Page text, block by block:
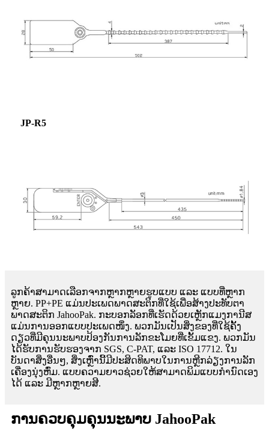
JP-R5
ລູກຄ້າສາມາດເລືອກຈາກຫຼາກຫຼາຍຮູບແບບ ແລະ ແບບທີ່ຫຼາກ
ຫຼາຍ. PP+PE ແມ່ນປະເພດພາດສະຕິກທີ່ໃຊ້ເພື່ອສ້າງປະທັບຕາ
ພາດສະຕິກ JahooPak. ກະບອກລັອກທີ່ເຮັດດ້ວຍເຫຼັກແມງການີສ
ແມ່ນການອອກແບບປະເພດໜຶ່ງ. ພວກມັນເປັນສິ່ງຂອງທີ່ໃຊ້ຄັ້ງ
ດຽວທີ່ມີຄຸນນະພາບປ້ອງກັນການລັກຂະໂມຍທີ່ເຂັ້ມແຂງ. ພວກມັນ
ໄດ້ຮັບການຮັບຮອງຈາກ SGS, C-PAT, ແລະ ISO 17712. ໃນ
ບັນດາສິ່ງອື່ນໆ, ສິ່ງເຫຼົ່ານີ້ມີປະສິດທິພາບໃນການຫຼີກລ່ຽງການລັກ
ເຄື່ອງນຸ່ງຫົ່ມ. ແບບຄວາມຍາວຊ່ວຍໃຫ້ສາມາດພິມແບບກຳນົດເອງ
ໄດ້ ແລະ ມີຫຼາກຫຼາຍສີ.
ການຄວບຄຸມຄຸນນະພາບ JahooPak